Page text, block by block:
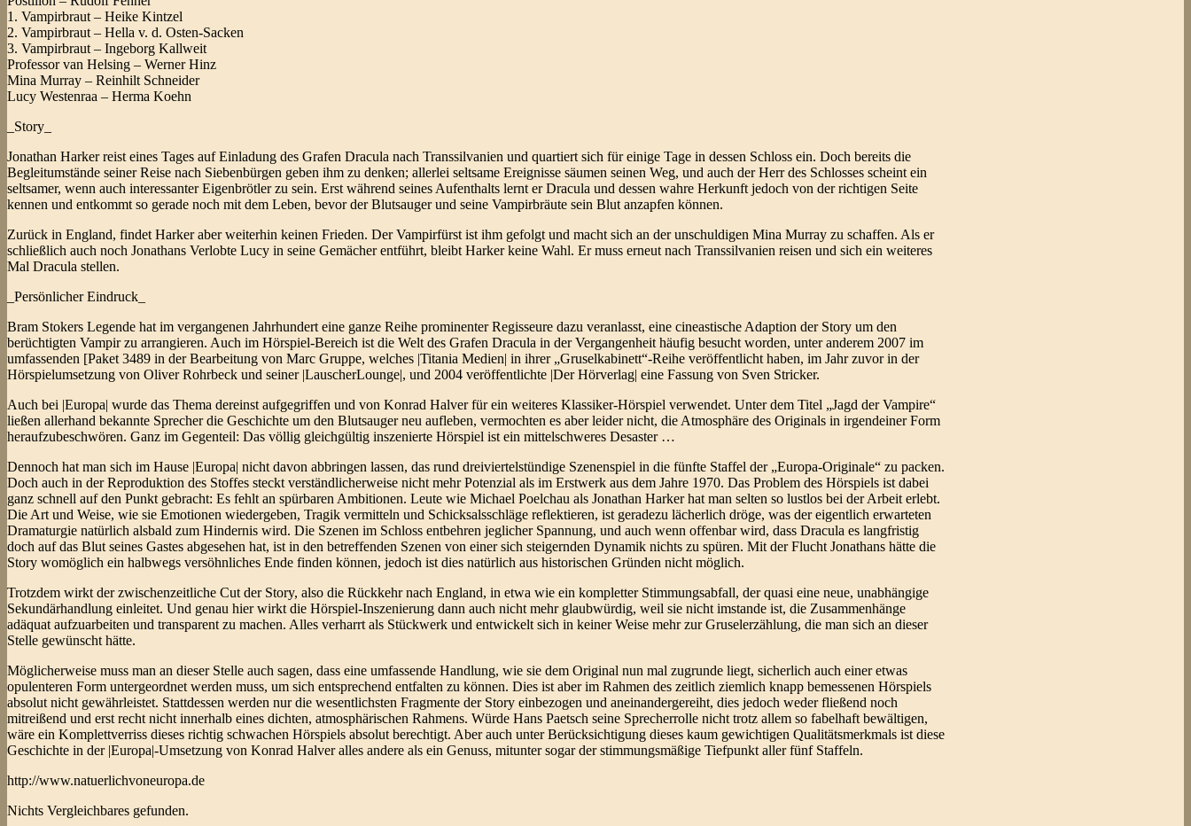
1. Vampirbraut – Heike Kintzel
2. Vampirbraut – Hella v. d. Osten-Sacken
3. Vampirbraut – Ingeborg Kallweit
Professor van Helsing – Werner Hinz
Mina Murray – Reinhilt Schneider
Lucy Westenraa – Herma Koehn
_Story_
Jonathan Harker reist eines Tages auf Einladung des Grafen Dracula nach Transsilvanien und quartiert sich für einige Tage in dessen Schloss ein. Doch bereits die
Begleitumstände seiner Reise nach Siebenbürgen geben ihm zu denken; allerlei seltsame Ereignisse säumen seinen Weg, und auch der Herr des Schlosses scheint ein
seltsamer, wenn auch interessanter Eigenbrötler zu sein. Erst während seines Aufenthalts lernt er Dracula und dessen wahre Herkunft jedoch von der richtigen Seite
kennen und entkommt so gerade noch mit dem Leben, bevor der Blutsauger und seine Vampirbräute sein Blut anzapfen können.
Zurück in England, findet Harker aber weiterhin keinen Frieden. Der Vampirfürst ist ihm gefolgt und macht sich an der unschuldigen Mina Murray zu schaffen. Als er
schließlich auch noch Jonathans Verlobte Lucy in seine Gemächer entführt, bleibt Harker keine Wahl. Er muss erneut nach Transsilvanien reisen und sich ein weiteres
Mal Dracula stellen.
_Persönlicher Eindruck_
Bram Stokers Legende hat im vergangenen Jahrhundert eine ganze Reihe prominenter Regisseure dazu veranlasst, eine cineastische Adaption der Story um den
berüchtigten Vampir zu arrangieren. Auch im Hörspiel-Bereich ist die Welt des Grafen Dracula in der Vergangenheit häufig besucht worden, unter anderem 2007 im
umfassenden [Paket 3489 in der Bearbeitung von Marc Gruppe, welches |Titania Medien| in ihrer „Gruselkabinett“-Reihe veröffentlicht haben, im Jahr zuvor in der
Hörspielumsetzung von Oliver Rohrbeck und seiner |LauscherLounge|, und 2004 veröffentlichte |Der Hörverlag| eine Fassung von Sven Stricker.
Auch bei |Europa| wurde das Thema dereinst aufgegriffen und von Konrad Halver für ein weiteres Klassiker-Hörspiel verwendet. Unter dem Titel „Jagd der Vampire“
ließen allerhand bekannte Sprecher die Geschichte um den Blutsauger neu aufleben, vermochten es aber leider nicht, die Atmosphäre des Originals in irgendeiner Form
heraufzubeschwören. Ganz im Gegenteil: Das völlig gleichgültig inszenierte Hörspiel ist ein mittelschweres Desaster …
Dennoch hat man sich im Hause |Europa| nicht davon abbringen lassen, das rund dreiviertelstündige Szenenspiel in die fünfte Staffel der „Europa-Originale“ zu packen.
Doch auch in der Reproduktion des Stoffes steckt verständlicherweise nicht mehr Potenzial als im Erstwerk aus dem Jahre 1970. Das Problem des Hörspiels ist dabei
ganz schnell auf den Punkt gebracht: Es fehlt an spürbaren Ambitionen. Leute wie Michael Poelchau als Jonathan Harker hat man selten so lustlos bei der Arbeit erlebt.
Die Art und Weise, wie sie Emotionen wiedergeben, Tragik vermitteln und Schicksalsschläge reflektieren, ist geradezu lächerlich dröge, was der eigentlich erwarteten
Dramaturgie natürlich alsbald zum Hindernis wird. Die Szenen im Schloss entbehren jeglicher Spannung, und auch wenn offenbar wird, dass Dracula es langfristig
doch auf das Blut seines Gastes abgesehen hat, ist in den betreffenden Szenen von einer sich steigernden Dynamik nichts zu spüren. Mit der Flucht Jonathans hätte die
Story womöglich ein halbwegs versöhnliches Ende finden können, jedoch ist dies natürlich aus historischen Gründen nicht möglich.
Trotzdem wirkt der zwischenzeitliche Cut der Story, also die Rückkehr nach England, in etwa wie ein kompletter Stimmungsabfall, der quasi eine neue, unabhängige
Sekundärhandlung einleitet. Und genau hier wirkt die Hörspiel-Inszenierung dann auch nicht mehr glaubwürdig, weil sie nicht imstande ist, die Zusammenhänge
adäquat aufzuarbeiten und transparent zu machen. Alles verharrt als Stückwerk und entwickelt sich in keiner Weise mehr zur Gruselerzählung, die man sich an dieser
Stelle gewünscht hätte.
Möglicherweise muss man an dieser Stelle auch sagen, dass eine umfassende Handlung, wie sie dem Original nun mal zugrunde liegt, sicherlich auch einer etwas
opulenteren Form untergeordnet werden muss, um sich entsprechend entfalten zu können. Dies ist aber im Rahmen des zeitlich ziemlich knapp bemessenen Hörspiels
absolut nicht gewährleistet. Stattdessen werden nur die wesentlichsten Fragmente der Story einbezogen und aneinandergereiht, dies jedoch weder fließend noch
mitreißend und erst recht nicht innerhalb eines dichten, atmosphärischen Rahmens. Würde Hans Paetsch seine Sprecherrolle nicht trotz allem so fabelhaft bewältigen,
wäre ein Komplettverriss dieses richtig schwachen Hörspiels absolut berechtigt. Aber auch unter Berücksichtigung dieses kaum gewichtigen Qualitätsmerkmals ist diese
Geschichte in der |Europa|-Umsetzung von Konrad Halver alles andere als ein Genuss, mitunter sogar der stimmungsmäßige Tiefpunkt aller fünf Staffeln.
http://www.natuerlichvoneuropa.de
Nichts Vergleichbares gefunden.